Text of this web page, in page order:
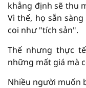
khẳng định sẽ thu
Vì thế, họ sẵn
coi như "tích sản".
Thế nhưng thực
những mất giá mà
Nhiều người muốn